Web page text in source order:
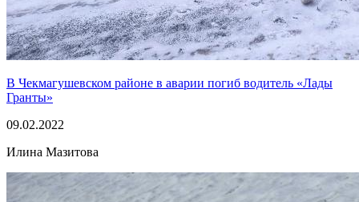
В Чекмагушевском районе в аварии погиб водитель «Лады
Гранты»
09.02.2022
Илина Мазитова